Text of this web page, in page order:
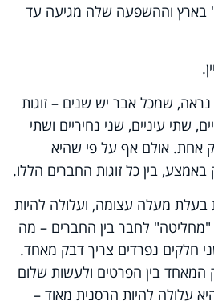
בארץ וההשפעה שלה מגיעה עד
שמכל אבר יש שנים – זוגות
שתי עיניים, שני נחיריים ושתי
אחת. אולם אף על פי שהיא
בין כל זוגות החברים הללו.
בעלת מעלה עצומה, ועלולה להיות
"מחליטה" לחבר בין החברים – מה
חלקים נפרדים צריך דבק מאחד.
המאחד בין הפרטים ולעשות שלום
עלולה להיות הרסנית מאוד –